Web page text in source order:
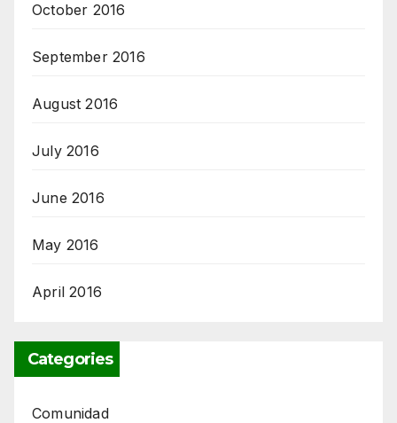
October 2016
September 2016
August 2016
July 2016
June 2016
May 2016
April 2016
Categories
Comunidad